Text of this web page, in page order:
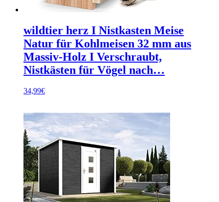
wildtier herz I Nistkasten Meise
Natur für Kohlmeisen 32 mm aus
Massiv-Holz I Verschraubt,
Nistkästen für Vögel nach…
34,99€